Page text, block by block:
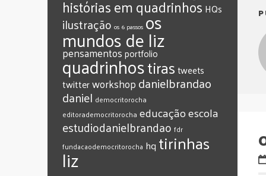
histórias em quadrinhos HQs
ilustração os 6 passos os
mundos de liz
pensamentosportfolio
quadrinhostirastweets
twitterworkshop‎danielbrandao‬
‎daniel‬ ‎democritorocha
‎editorademocritorocha ‎educação‎escola
‎estudiodanielbrandao ‎fdr
‎fundacaodemocritorocha ‎hq ‎tirinhas
‪‎liz